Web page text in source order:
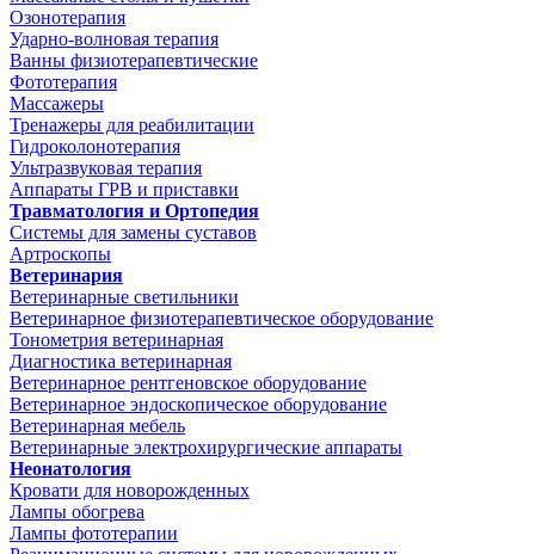
Озонотерапия
Ударно-волновая терапия
Ванны физиотерапевтические
Фототерапия
Массажеры
Тренажеры для реабилитации
Гидроколонотерапия
Ультразвуковая терапия
Аппараты ГРВ и приставки
Травматология и Ортопедия
Системы для замены суставов
Артроскопы
Ветеринария
Ветеринарные светильники
Ветеринарное физиотерапевтическое оборудование
Тонометрия ветеринарная
Диагностика ветеринарная
Ветеринарное рентгеновское оборудование
Ветеринарное эндоскопическое оборудование
Ветеринарная мебель
Ветеринарные электрохирургические аппараты
Неонатология
Кровати для новорожденных
Лампы обогрева
Лампы фототерапии